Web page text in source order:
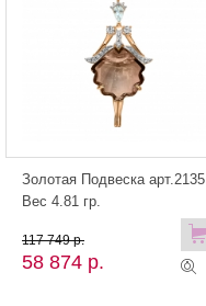
Золотая Подвеска арт.2135
Вес 4.81 гр.
58 874 р.
117 749 р.